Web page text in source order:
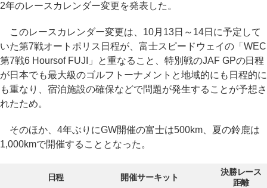
2年のレースカレンダー変更を発表した。
このレースカレンダー変更は、10月13日～14日に予定して
いた第7戦オートポリス日程が、富士スピードウェイの「WEC
第7戦6 Hoursof FUJI」と重なること、特別戦のJAF GPの日程
が日本でも最大級のゴルフトーナメントと地域的にも日程的に
も重なり、宿泊施設の確保などで問題が発生することが予想さ
れたため。
そのほか、4年ぶりにGW開催の富士は500km、夏の鈴鹿は
1,000kmで開催することとなった。
日程 開催サーキット
決勝レース
距離